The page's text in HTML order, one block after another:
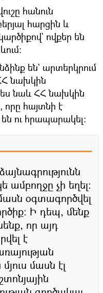
հանուն
հարցին և
ովքեր են
են` արտերկրում
նախկին
նաև ՀՀ նախկին
հայտնի է
ու հրապարակել։
չի եղել։
օգտագործվել
Ի դեպ, մենք
որ այդ
է
մասն էլ